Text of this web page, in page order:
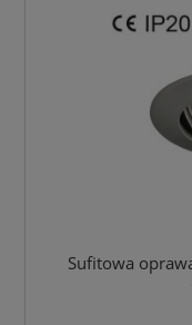
Sufitowa